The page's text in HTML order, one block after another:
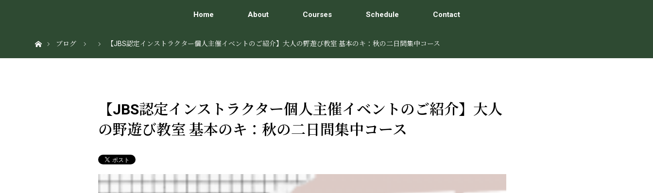
Home About Courses Schedule Contact
ブログ
【JBS認定インストラクター個人主催イベントのご紹介】大人の野遊び教室 基本のキ：秋の二日間集中コース
【JBS認定インストラクター個人主催イベントのご紹介】大人
の野遊び教室 基本のキ：秋の二日間集中コース